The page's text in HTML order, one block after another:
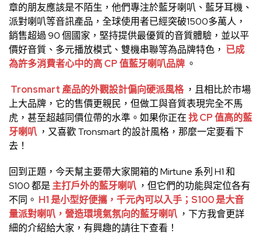
章的朋友應該是不陌生，他們專注於藍牙喇叭、藍牙耳機、
派對喇叭等音訊產品，全球使用者已經突破1500多萬人，
銷售超過 90 個國家，堅持提供最優質的音質體驗，並以平
價好音質、多元播放模式、雙機串聯等為品牌特色， 已成
為許多消費者心中的高 CP 值藍牙喇叭品牌 。
Tronsmart 產品的外觀設計偏向硬派風格 ，且相比於市場
上大品牌，它的售價更親民，但做工與音質表現完全不馬
虎，甚至超越同價位帶的水準。如果你正在找 CP 值高的藍
牙喇叭 ，又喜歡 Tronsmart 的設計風格，那麼一定要看下
去！
回到正題，今天幫主要帶大家開箱的Mirtune 系列 H1 和
S100 都是 主打戶外的藍牙喇叭 ，但它們的功能與定位各有
不同。 H1 是小型好便攜，千元內可以入手；S100 是大音
量派對喇叭，營造環境氣氛向的藍牙喇叭 ，下方我會更詳
細的介紹給大家，有興趣的請往下查看！